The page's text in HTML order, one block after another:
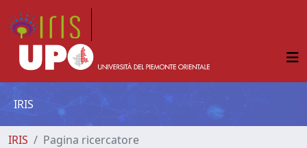
IRIS
IRIS Pagina ricercatore